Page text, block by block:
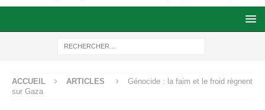
ACCUEIL ARTICLES
Génocide : la faim et le froid règnent
sur Gaza